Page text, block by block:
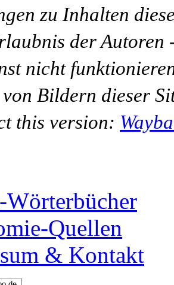
zu Inhalten
der Autoren
nicht
Bildern dieser
this version:
Quellen
& Kontakt